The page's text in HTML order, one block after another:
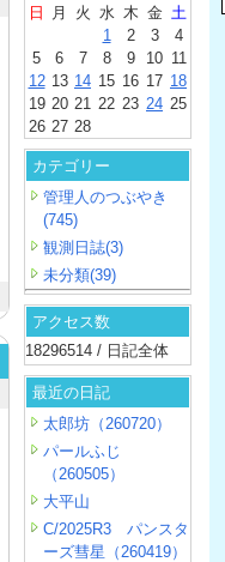
日
月 火 水 木 金 土
1
2 3
4
5
6 7 8 9 10 11
12 13 14 15 16 17 18
19 20 21 22 23 24 25
26 27 28
カテゴリー
管理人のつぶやき
(745)
観測日誌(3)
未分類(39)
アクセス数
18296514 / 日記全体
最近の日記
太郎坊（260720）
パールふじ
（260505）
大平山
C/2025R3 パンスタ
ーズ彗星（260419）